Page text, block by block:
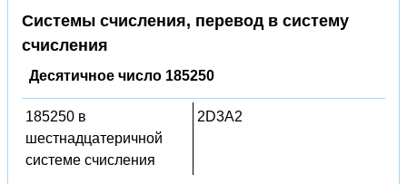
Системы счисления, перевод в систему
счисления
Десятичное число 185250
185250 в
шестнадцатеричной
системе счисления
2D3A2